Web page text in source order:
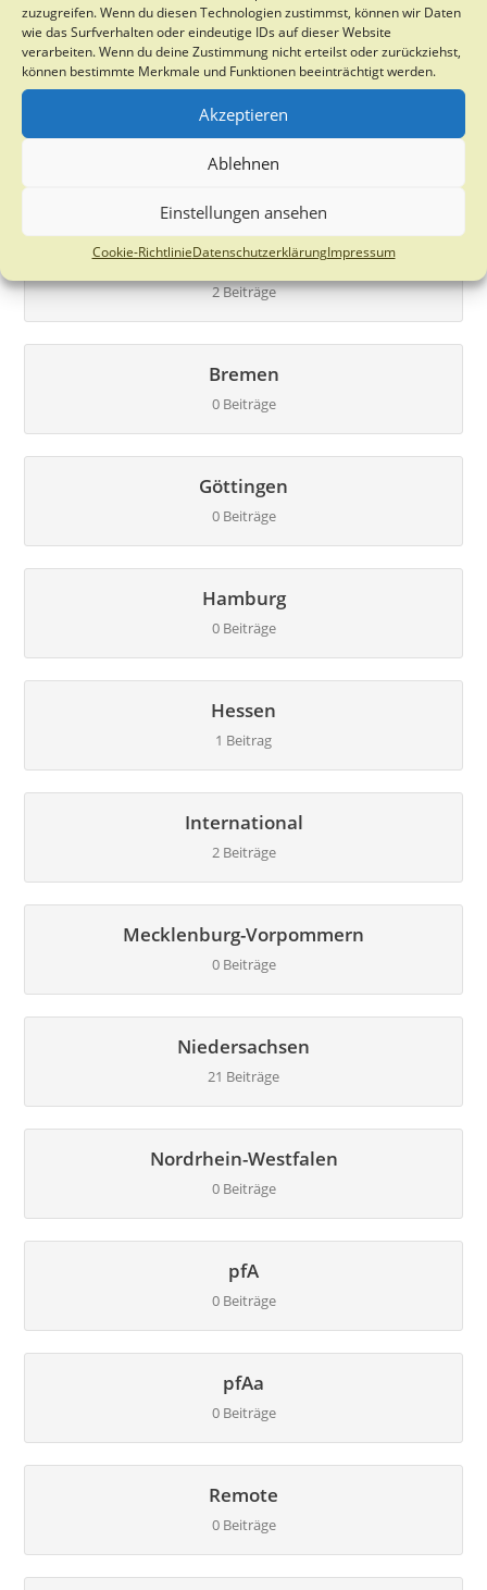
zuzugreifen. Wenn du diesen Technologien zustimmst, können wir Daten
wie das Surfverhalten oder eindeutige IDs auf dieser Website
verarbeiten. Wenn du deine Zustimmung nicht erteilst oder zurückziehst,
können bestimmte Merkmale und Funktionen beeinträchtigt werden.
Akzeptieren
Ablehnen
Einstellungen ansehen
Cookie-RichtlinieDatenschutzerklärungImpressum
Bayern
27 Beiträge
Brandenburg
2 Beiträge
Bremen
0 Beiträge
Göttingen
0 Beiträge
Hamburg
0 Beiträge
Hessen
1 Beitrag
International
2 Beiträge
Mecklenburg-Vorpommern
0 Beiträge
Niedersachsen
21 Beiträge
Nordrhein-Westfalen
0 Beiträge
pfA
0 Beiträge
pfAa
0 Beiträge
Remote
0 Beiträge